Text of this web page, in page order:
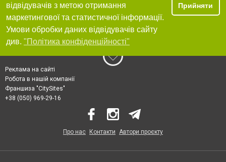
відвідувачів з метою отримання
маркетингової та статистичної інформації.
Умови обробки даних відвідувачів сайту
див. "Політика конфіденційності"
Прийняти
Реклама на сайті
Робота в нашій компанії
Франшиза "CitySites"
+38 (050) 969-29-16
Про нас Контакти Автори проєкту